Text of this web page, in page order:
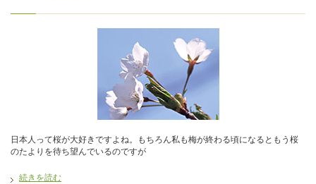
日本人って桜が大好きですよね。もちろん私も梅が終わる頃になるともう桜
のたよりを待ち望んでいるのですが
続きを読む